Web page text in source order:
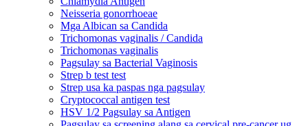
Neisseria gonorrhoeae
Mga Albican sa Candida
Trichomonas vaginalis / Candida
Trichomonas vaginalis
Pagsulay sa Bacterial Vaginosis
Strep b test test
Strep usa ka paspas nga pagsulay
Cryptococcal antigen test
HSV 1/2 Pagsulay sa Antigen